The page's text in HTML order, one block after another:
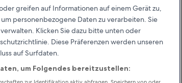
greifen auf Informationen auf einem Gerät zu,
personenbezogene Daten zu verarbeiten. Sie
Klicken Sie dazu bitte unten oder
Diese Präferenzen werden unseren
auf Surfdaten.
um Folgendes bereitzustellen: